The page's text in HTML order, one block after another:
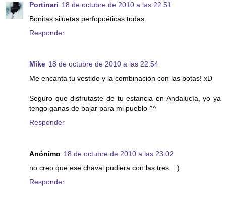
Portinari 18 de octubre de 2010 a las 22:51
Bonitas siluetas perfopoéticas todas.
Responder
Mike 18 de octubre de 2010 a las 22:54
Me encanta tu vestido y la combinación con las botas! xD
Seguro que disfrutaste de tu estancia en Andalucía, yo ya
tengo ganas de bajar para mi pueblo ^^
Responder
Anónimo 18 de octubre de 2010 a las 23:02
no creo que ese chaval pudiera con las tres.. :)
Responder